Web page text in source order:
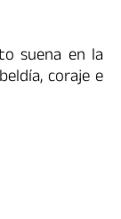
suena en la
coraje e